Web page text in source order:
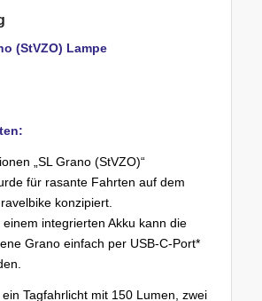
(StVZO) Lampe
„SL Grano (StVZO)“
für rasante Fahrten auf dem
konzipiert.
integrierten Akku kann die
Grano einfach per USB-C-Port*
Tagfahrlicht mit 150 Lumen, zwei